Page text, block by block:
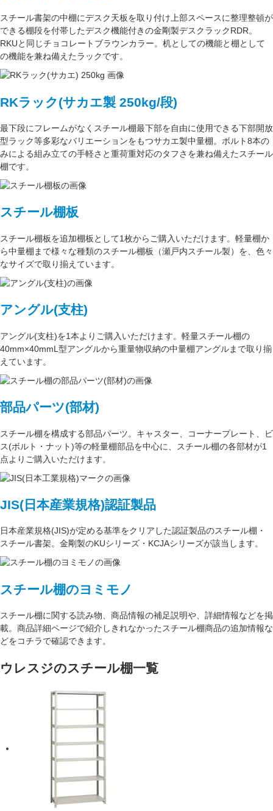
スチール書架の中棚にデスク天板を取り付け上部スペースに整理整頓が
できる棚段を付帯したデスク機能付きの金剛製デスクラックRDR。
RKUと同じチョコレートブラウンカラー。 机としての機能と棚として
の機能を兼ね備えたラックです。
RKラック(サカエ製 250kg/段)
最下段にフレームがなくスチール棚最下部を自由に使用できる下部開放
型ラック等多彩なバリエーションをもつサカエ製中量棚。ボルト8本の
みによる組み立ての手軽さと重荷重対応のタフさを兼ね備えたスチール
棚です。
スチール棚板
スチール棚板を追加棚板 として1枚からご購入いただけます。軽量棚か
ら中量棚まで様々な種類のスチール棚板（瀬戸内スチール製）を、色々
なサイズで取り揃えています。
アングル(支柱)
アングル(支柱)を1本よりご購入いただけます。軽量スチール棚の
40mm×40mmL型アングルから重量物収納の中量棚アングルまで取り揃
えています。
部品パーツ(部材)
スチール棚を構成する部品パーツ。 キャスター コーナープレート
ビ
ス(ボルト・ナット)等の軽量棚部品を中心に、スチール棚の各部材が1
点よりご購入いただけます。
JIS(日本産業規格)認証製品
日本産業規格(JIS)が定める基準をクリアした認証製品のスチール棚・
スチール書架。金剛製のKUシリーズ・KCJAシリーズが該当します。
スチール棚のヨミモノ
スチール棚に関する読み物、商品情報の補足説明や、詳細情報などを掲
載。商品詳細ページで紹介しきれなかったスチール棚商品の追加情報な
どをコチラで確認できます。
ウレスジのスチール棚一覧